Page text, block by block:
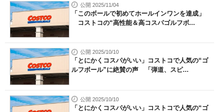
公開 2025/11/04
「このボールで初めてホールインワンを達成」
コストコの“高性能＆高コスパゴルフボ...
公開 2025/10/10
「とにかくコスパがいい」コストコで人気の“ゴ
ルフボール”に絶賛の声 「弾道、スピ...
公開 2025/10/10
「とにかくコスパがいい」コストコで人気の“ゴ